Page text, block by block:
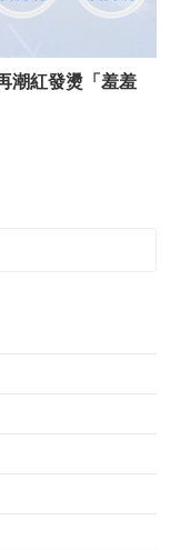
潮紅發燙「羞羞